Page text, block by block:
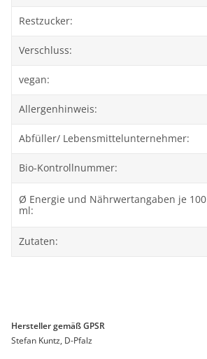
Restzucker:
Verschluss:
vegan:
Allergenhinweis:
Abfüller/ Lebensmittelunternehmer:
Bio-Kontrollnummer:
Ø Energie und Nährwertangaben je 100
ml:
Zutaten:
Hersteller gemäß GPSR
Stefan Kuntz, D-Pfalz